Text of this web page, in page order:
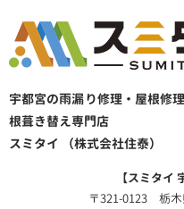
宇都宮の雨漏り修理・屋根修
根葺き替え専門店
スミタイ （株式会社住泰）
【スミタイ
〒321-0123 栃木